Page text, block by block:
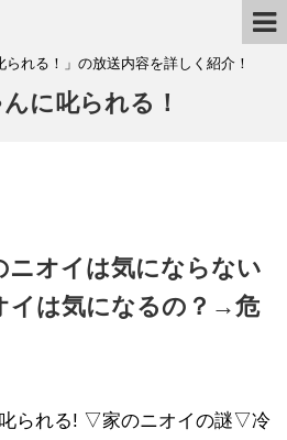
れる！」の放送内容を詳しく紹介！
に叱られる！
ニオイは気にならない
イは気になるの？→危
られる! ▽家のニオイの謎▽冷